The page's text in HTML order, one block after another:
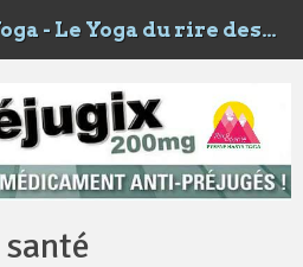
Pyrène Hasya Yoga - Le Yoga du rire des Happyrénées